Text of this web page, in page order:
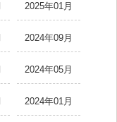
2025年01月
2024年09月
2024年05月
2024年01月